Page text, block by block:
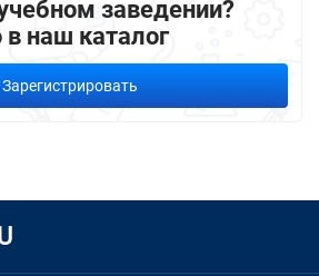
заведении?
в наш каталог
Зарегистрировать